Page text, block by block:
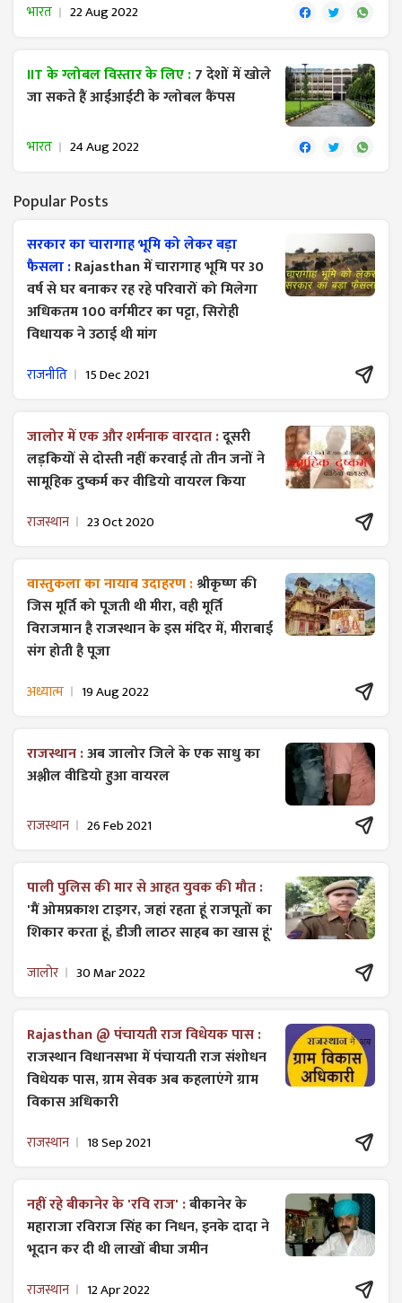
भारत 22 Aug 2022
IIT के ग्लोबल विस्तार के लिए :7 देशों में खोले
जा सकते हैं आईआईटी के ग्लोबल कैंपस
भारत 24 Aug 2022
Popular Posts
सरकार का चारागाह भूमि को लेकर बड़ा
फैसला :Rajasthan में चारागाह भूमि पर 30
वर्ष से घर बनाकर रह रहे परिवारों को मिलेगा
अधिकतम 100 वर्गमीटर का पट्टा, सिरोही
विधायक ने उठाई थी मांग
राजनीति 15 Dec 2021
जालोर में एक और शर्मनाक वारदात :दूसरी
लड़कियों से दोस्ती नहीं करवाई तो तीन जनों ने
सामूहिक दुष्कर्म कर वीडियो वायरल किया
राजस्थान 23 Oct 2020
वास्तुकला का नायाब उदाहरण :श्रीकृष्ण की
जिस मूर्ति को पूजती थी मीरा, वही मूर्ति
विराजमान है राजस्थान के इस मंदिर में, मीराबाई
संग होती है पूजा
अध्यात्म 19 Aug 2022
राजस्थान :अब जालोर जिले के एक साधु का
अश्लील वीडियो हुआ वायरल
राजस्थान 26 Feb 2021
पाली पुलिस की मार से आहत युवक की मौत :
'मैं ओमप्रकाश टाइगर, जहां रहता हूं राजपूतों का
शिकार करता हूं, डीजी लाठर साहब का खास हूं'
जालोर 30 Mar 2022
Rajasthan @ पंचायती राज विधेयक पास :
राजस्थान विधानसभा में पंचायती राज ​संशोधन
विधेयक पास, ग्राम सेवक अब कहलाएंगे ग्राम
विकास अधिकारी
राजस्थान 18 Sep 2021
नहीं रहे बीकानेर के 'रवि राज' :बीकानेर के
महाराजा रविराज सिंह का निधन, इनके दादा ने
भूदान कर दी थी लाखों बीघा जमीन
राजस्थान 12 Apr 2022